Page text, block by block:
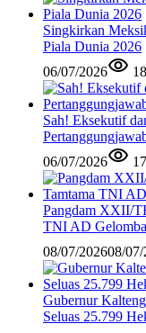
Singkirkan
Piala Dunia 2026
06/07/2026
Sah! Eksekutif
06/07/2026
Pangdam XXII/
TNI AD
08/07/202608/
Gubernur
Seluas 25.799